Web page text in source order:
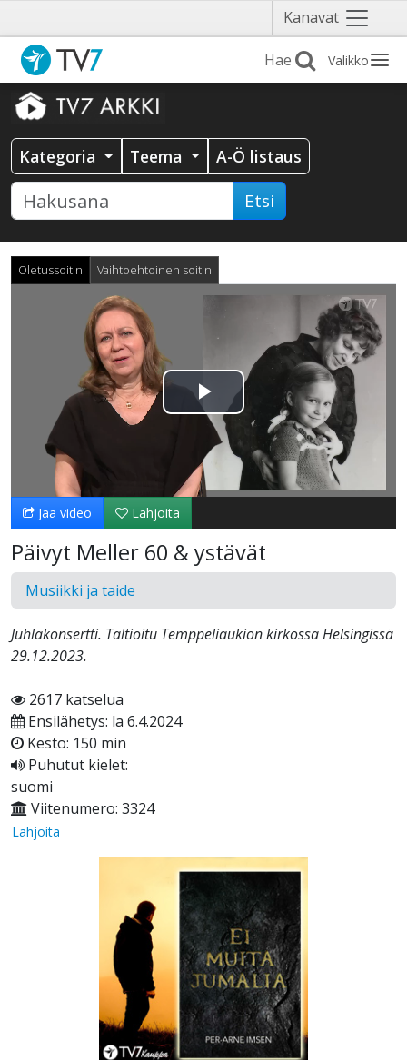
Kanavat Näytä
valikko
Valikko
Kategoria Teema A-Ö listaus
Etsi
Oletussoitin Vaihtoehtoinen soitin
Toista
Video
Jaa video Lahjoita
Päivyt Meller 60 & ystävät
Musiikki ja taide
Juhlakonsertti. Taltioitu Temppeliaukion kirkossa Helsingissä
29.12.2023.
2617 katselua
Ensilähetys: la 6.4.2024
Kesto: 150 min
Puhutut kielet:
suomi
Viitenumero: 3324
Lahjoita